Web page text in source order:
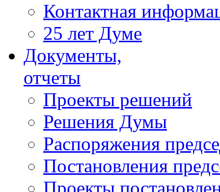
Контактная
25 лет Думе
Документы,
отчеты
Проекты решений
Решения Думы
Распоряжения
Постановления